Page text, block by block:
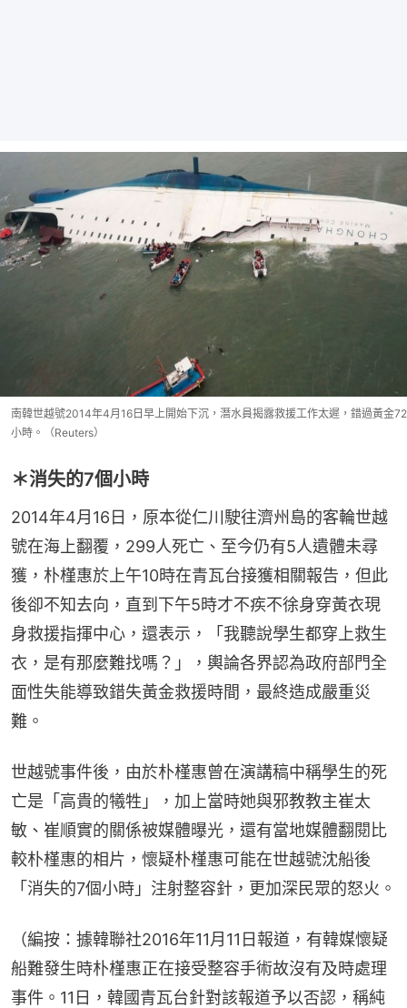
南韓世越號2014年4月16日早上開始下沉，潛水員揭露救援工作太遲，錯過黃金72
小時。（Reuters）
＊消失的7個小時
2014年4月16日，原本從仁川駛往濟州島的客輪世越
號在海上翻覆，299人死亡、至今仍有5人遺體未尋
獲，朴槿惠於上午10時在青瓦台接獲相關報告，但此
後卻不知去向，直到下午5時才不疾不徐身穿黃衣現
身救援指揮中心，還表示，「我聽說學生都穿上救生
衣，是有那麼難找嗎？」，輿論各界認為政府部門全
面性失能導致錯失黃金救援時間，最終造成嚴重災
難。
世越號事件後，由於朴槿惠曾在演講稿中稱學生的死
亡是「高貴的犧牲」，加上當時她與邪教教主崔太
敏、崔順實的關係被媒體曝光，還有當地媒體翻閱比
較朴槿惠的相片，懷疑朴槿惠可能在世越號沈船後
「消失的7個小時」注射整容針，更加深民眾的怒火。
（編按：據韓聯社2016年11月11日報道，有韓媒懷疑
船難發生時朴槿惠正在接受整容手術故沒有及時處理
事件。11日，韓國青瓦台針對該報道予以否認，稱純